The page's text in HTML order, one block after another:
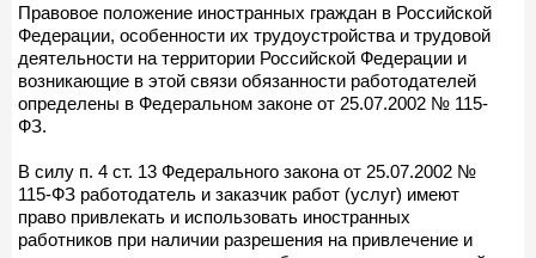
Правовое положение иностранных граждан в Российской
Федерации, особенности их трудоустройства и трудовой
деятельности на территории Российской Федерации и
возникающие в этой связи обязанности работодателей
определены в Федеральном законе от 25.07.2002 № 115-
ФЗ.
В силу п. 4 ст. 13 Федерального закона от 25.07.2002 №
115-ФЗ работодатель и заказчик работ (услуг) имеют
право привлекать и использовать иностранных
работников при наличии разрешения на привлечение и